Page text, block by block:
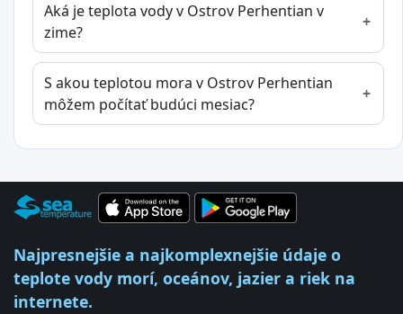
Aká je teplota vody v Ostrov Perhentian v
zime?
S akou teplotou mora v Ostrov Perhentian
môžem počítať budúci mesiac?
Najpresnejšie a najkomplexnejšie údaje o
teplote vody morí, oceánov, jazier a riek na
internete.